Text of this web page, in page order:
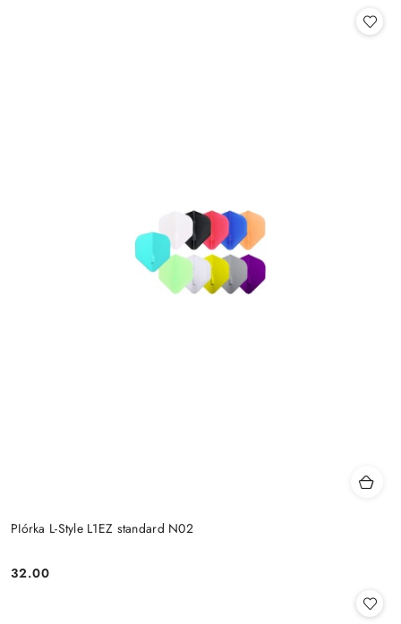
PIórka L-Style L1EZ standard N02
Cena:
32.00